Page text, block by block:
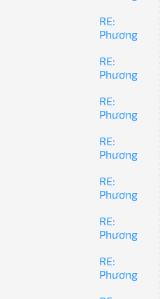
RE:
Phương
RE:
Phương
RE:
Phương
RE:
Phương
RE:
Phương
RE:
Phương
RE:
Phương